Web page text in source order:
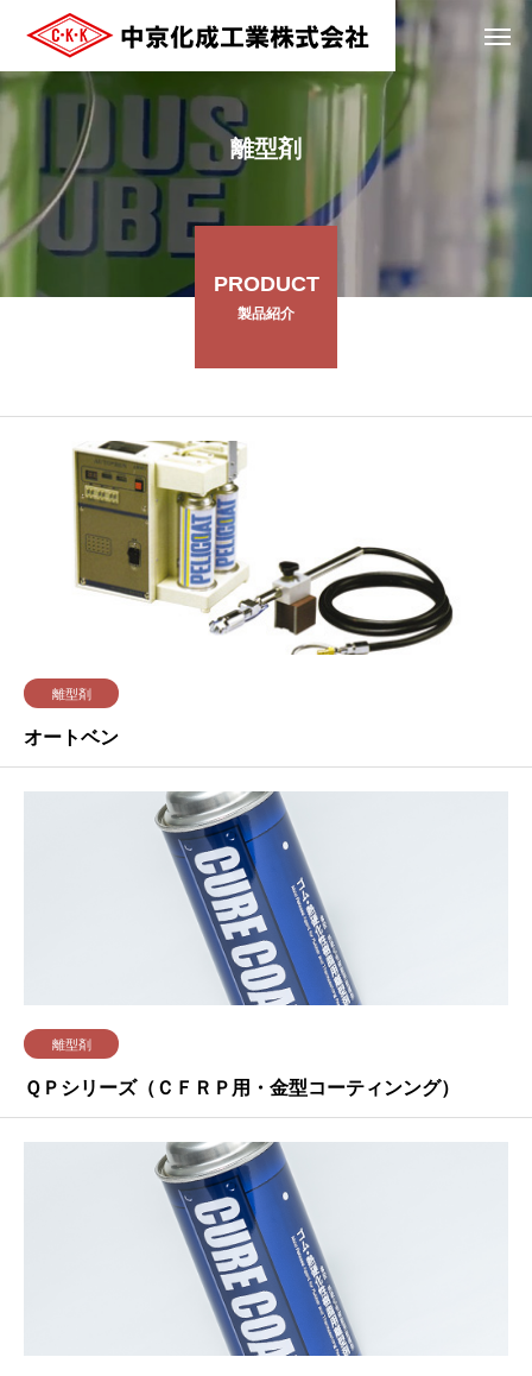
離型剤
PRODUCT
製品紹介
離型剤
オートベン
離型剤
ＱＰシリーズ（ＣＦＲＰ用・金型コーティンング）